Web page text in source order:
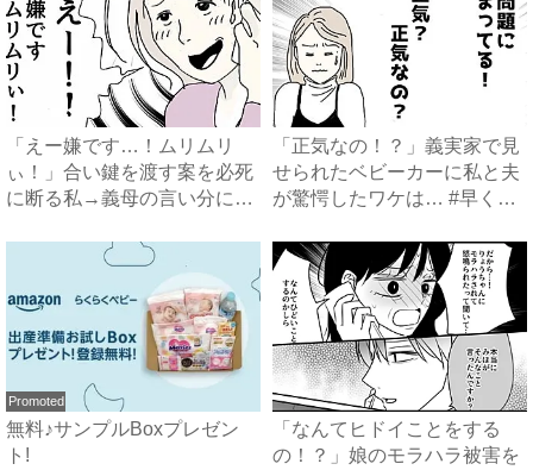
「えー嫌です…！ムリムリ
ぃ！」合い鍵を渡す案を必死
に断る私→義母の言い分にあ
「正気なの！？」義実家で見
せられたベビーカーに私と夫
が驚愕したワケは… #早く
Promoted
無料♪サンプルBoxプレゼン
ト!
「なんてヒドイことをする
の！？」娘のモラハラ被害を